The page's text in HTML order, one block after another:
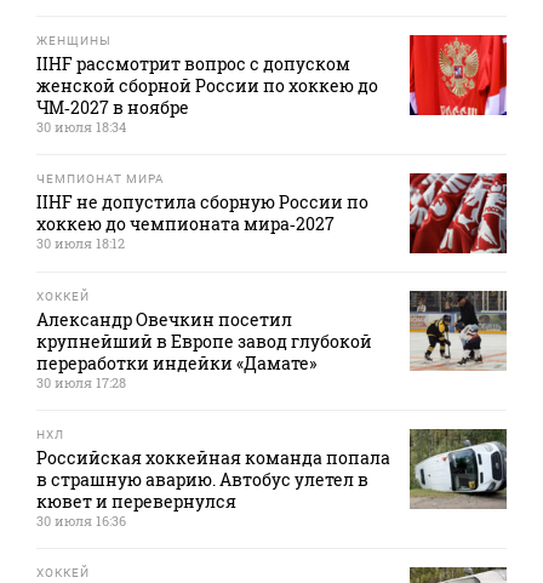
ЖЕНЩИНЫ
IIHF рассмотрит вопрос с допуском
женской сборной России по хоккею до
ЧМ‑2027 в ноябре
30 июля 18:34
ЧЕМПИОНАТ МИРА
IIHF не допустила сборную России по
хоккею до чемпионата мира‑2027
30 июля 18:12
ХОККЕЙ
Александр Овечкин посетил
крупнейший в Европе завод глубокой
переработки индейки «Дамате»
30 июля 17:28
НХЛ
Российская хоккейная команда попала
в страшную аварию. Автобус улетел в
кювет и перевернулся
30 июля 16:36
ХОККЕЙ